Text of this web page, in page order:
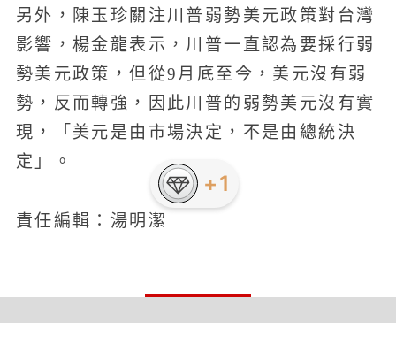
另外，陳玉珍關注川普弱勢美元政策對台灣
影響，楊金龍表示，川普一直認為要採行弱
勢美元政策，但從9月底至今，美元沒有弱
勢，反而轉強，因此川普的弱勢美元沒有實
現，「美元是由市場決定，不是由總統決
定」。
責任編輯：湯明潔